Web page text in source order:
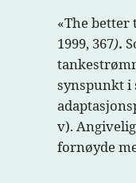
«The
1999, 367).
synspunkt i
v).
fornøyde